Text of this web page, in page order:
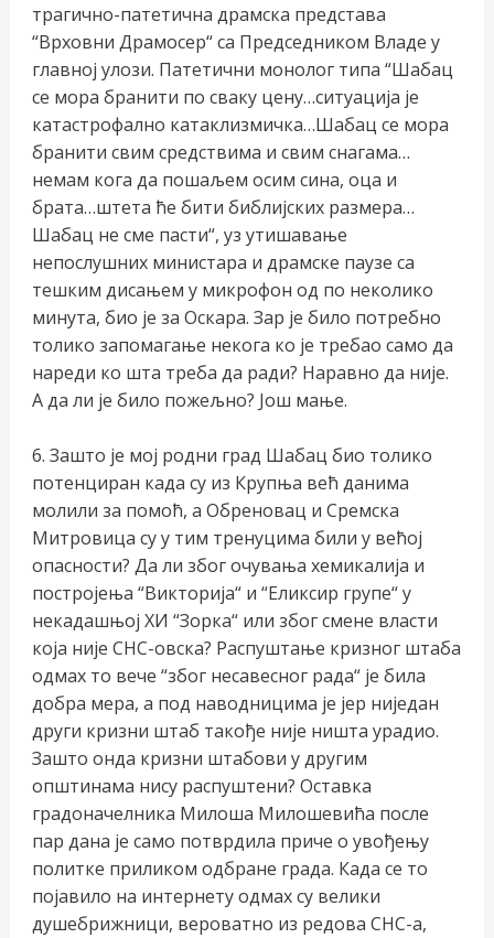
трагично-патетична драмска представа
“Врховни Драмосер“ са Председником Владе у
главној улози. Патетични монолог типа “Шабац
се мора бранити по сваку цену…ситуација је
катастрофално катаклизмичка…Шабац се мора
бранити свим средствима и свим снагама…
немам кога да пошаљем осим сина, оца и
брата…штета ће бити библијских размера…
Шабац не сме пасти“, уз утишавање
непослушних министара и драмске паузе са
тешким дисањем у микрофон од по неколико
минута, био је за Оскара. Зар је било потребно
толико запомагање некога ко је требао само да
нареди ко шта треба да ради? Наравно да није.
А да ли је било пожељно? Још мање.
6. Зашто је мој родни град Шабац био толико
потенциран када су из Крупња већ данима
молили за помоћ, а Обреновац и Сремска
Митровица су у тим тренуцима били у већој
опасности? Да ли због очувања хемикалија и
постројења “Викторија“ и “Еликсир групе“ у
некадашњој ХИ “Зорка“ или због смене власти
која није СНС-овска? Распуштање кризног штаба
одмах то вече “због несавесног рада“ је била
добра мера, а под наводницима је јер ниједан
други кризни штаб такође није ништа урадио.
Зашто онда кризни штабови у другим
општинама нису распуштени? Оставка
градоначелника Милоша Милошевића после
пар дана је само потврдила приче о увођењу
политке приликом одбране града. Када се то
појавило на интернету одмах су велики
душебрижници, вероватно из редова СНС-а,